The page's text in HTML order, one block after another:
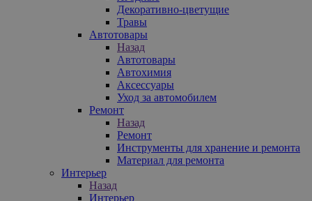
Декоративно-цветущие
Травы
Автотовары
Назад
Автотовары
Автохимия
Аксессуары
Уход за автомобилем
Ремонт
Назад
Ремонт
Инструменты для хранение и ремонта
Материал для ремонта
Интерьер
Назад
Интерьер